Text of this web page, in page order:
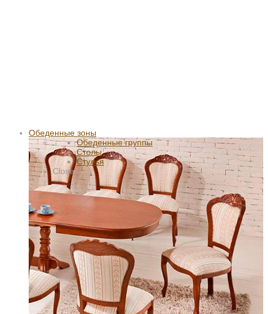
Обеденные зоны
Обеденные группы
Столы
Стулья
Close